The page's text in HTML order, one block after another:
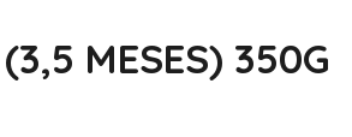
MESES) 350G